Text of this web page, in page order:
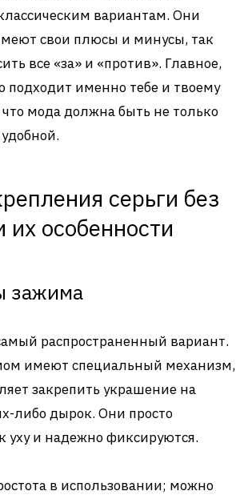
вариантам. Они
свои плюсы и минусы, так
все «за» и «против». Главное,
подходит именно тебе и твоему
мода должна быть не только
серьги без
их особенности
зажима
распространенный вариант.
имеют специальный механизм,
закрепить украшение на
либо дырок. Они просто
уху и надежно фиксируются.
в использовании; можно